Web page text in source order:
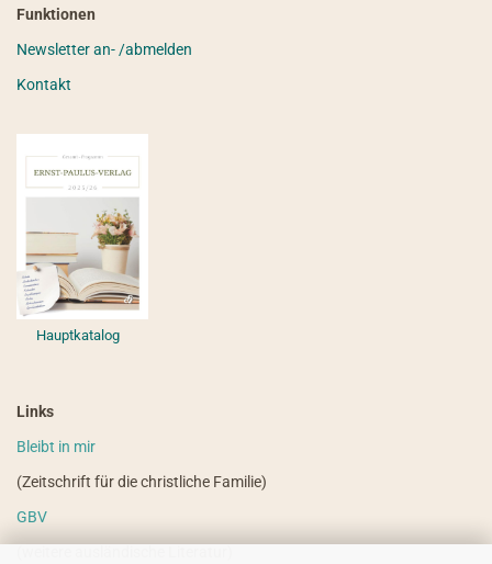
Funktionen
Newsletter an- /abmelden
Kontakt
Hauptkatalog
Links
Bleibt in mir
(Zeitschrift für die christliche Familie)
GBV